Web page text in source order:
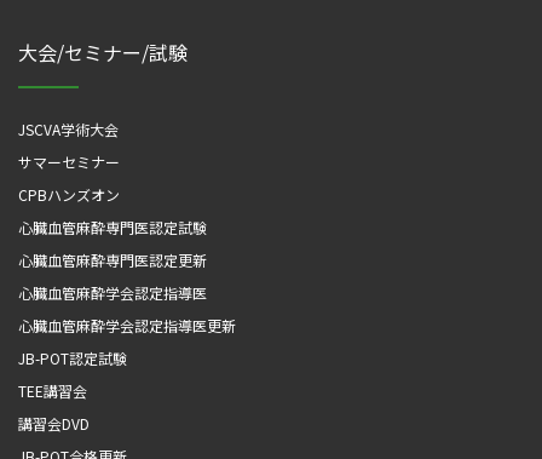
大会/セミナー/試験
JSCVA学術大会
サマーセミナー
CPBハンズオン
心臓血管麻酔専門医認定試験
心臓血管麻酔専門医認定更新
心臓血管麻酔学会認定指導医
心臓血管麻酔学会認定指導医更新
JB-POT認定試験
TEE講習会
講習会DVD